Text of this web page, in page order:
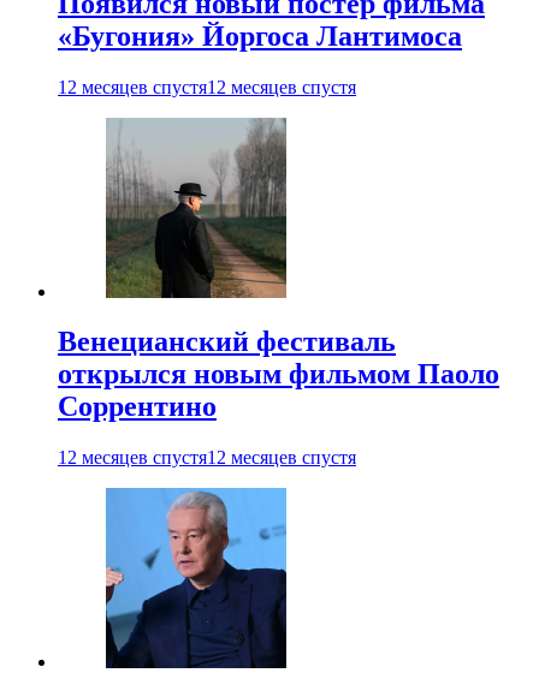
«Бугония» Йоргоса Лантимоса
12 месяцев спустя12 месяцев спустя
Венецианский фестиваль
открылся новым фильмом Паоло
Соррентино
12 месяцев спустя12 месяцев спустя